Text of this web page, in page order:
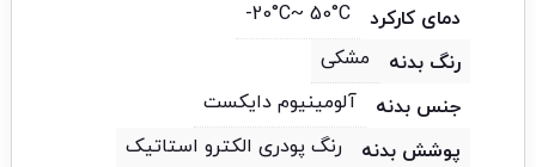
دمای کارکرد
20°C~ 50°C-
رنگ بدنه
مشکی
جنس بدنه
آلومینیوم دایکست
پوشش بدنه
رنگ پودری الکترو استاتیک